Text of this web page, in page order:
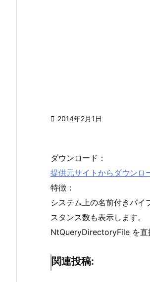
 2014年2月1日
ダウンロード：
提供元サイトからダウンロ
特徴：
システム上の名前付きパ
スタンス数も表示します。
NtQueryDirectoryFile を直
関連投稿: